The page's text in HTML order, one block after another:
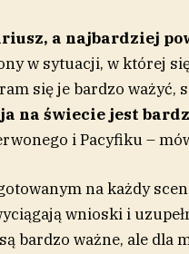
a najbardziej
w sytuacji, w której
się je bardzo ważyć,
na świecie jest
i Pacyfiku –
na każdy
wnioski i
bardzo ważne, ale dla